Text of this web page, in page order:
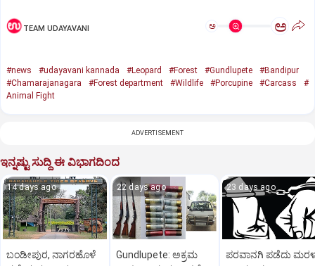
TEAM UDAYAVANI ಅ ಅ
#news #udayavani kannada #Leopard #Forest #Gundlupete
#Bandipur
#Chamarajanagara
#Forest department #Wildlife #Porcupine #Carcass
#
Animal Fight
ADVERTISEMENT
ಇನ್ನಷ್ಟು ಸುದ್ದಿ ಈ ವಿಭಾಗದಿಂದ
14 days ago
ಬಂಡೀಪುರ, ನಾಗರಹೊಳೆ
22 days ago
Gundlupete: ಅಕ್ರಮ
23 days ago
ಪರವಾನಗಿ ಪಡೆದು